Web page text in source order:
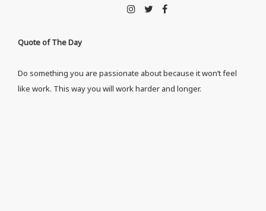
Quote of The Day
Do something you are passionate about because it won’t feel
like work. This way you will work harder and longer.